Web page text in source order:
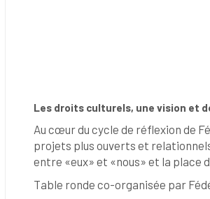
Les droits culturels, une vision et
Au cœur du cycle de réflexion de
projets plus ouverts et
entre «eux» et «nous» et la place
Table ronde co-organisée par